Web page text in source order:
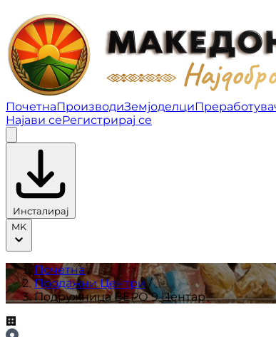
Подружница ВЕРО 9 Центар | Продажни
ПочетнаПроизводиЗемјоделци
Најави сеРегистрирај се
Инсталирај
MK
Почетна/
Продажни Центри/
Подружница ВЕРО 9 Центар
🏢